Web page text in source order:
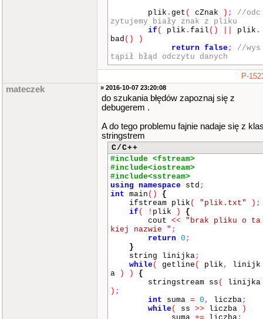
plik . get ( cZnak ) ;
//odc
zytujemy biały znak z pliku
if ( plik . fail () plik .
bad ()
)
return false;
//wys
tąpił błąd odczytu danych
return true;
}
//for
}
boolwczytajPlik(string nazwaPl
iku)
{
ifstream plik;
plik
open( nazwaPliku
if( !plik. good
return false
inti
while ( !plik .eof ()
)
char
bFlagaFail
inta 0
suma
while ( !czyNapotkanoZnak
NowegoWiersza
plik
{
plik
a
if(plik. fail()
)
{
P-
mateczek » 2016-10-07 23:20:08
do szukania błędów zapoznaj się z
debugerem .
A do tego problemu fajnie nadaje się z
stringstrem
C/C++
#include <fstream>
#include<iostream>
#include<sstream>
using namespace std ;
int main ()
{
ifstream plik ( "plik.txt" ) ;
if ( ! plik )
{
cout <<
"brak pliku o ta
kiej nazwie " ;
return 0 ;
}
string linijka;
while( getline ( plik ,
linijk
a
) )
{
stringstream ss (
linijka
) ;
int suma = 0 , liczba;
while( ss >> liczba
)